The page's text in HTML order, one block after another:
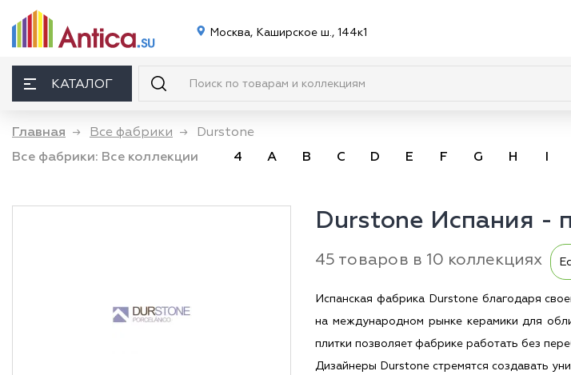
Москва, Каширское ш., 144к1
КАТАЛОГ
Главная → Все фабрики →
Durstone
Все фабрики: Все коллекции 4 A B C D E F G H I
Durstone Испания -
45 товаров в 10 коллекциях
Испанская фабрика Durstone благодаря
на международном рынке керамики для
плитки позволяет фабрике работать без
Дизайнеры Durstone стремятся создавать